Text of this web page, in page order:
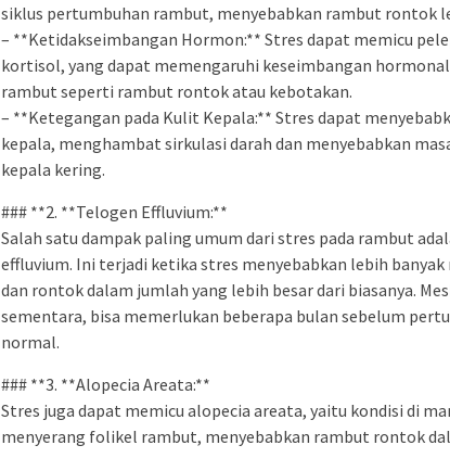
siklus pertumbuhan rambut, menyebabkan rambut rontok
– **Ketidakseimbangan Hormon:** Stres dapat memicu
kortisol, yang dapat memengaruhi keseimbangan
rambut seperti rambut rontok atau kebotakan.
– **Ketegangan pada Kulit Kepala:** Stres dapat
kepala, menghambat sirkulasi darah dan menyebabkan
kepala kering.
### **2. **Telogen Effluvium:**
Salah satu dampak paling umum dari stres pada rambut
effluvium. Ini terjadi ketika stres menyebabkan lebih
dan rontok dalam jumlah yang lebih besar dari biasanya.
sementara, bisa memerlukan beberapa bulan sebelum
normal.
### **3. **Alopecia Areata:**
Stres juga dapat memicu alopecia areata, yaitu kondisi di
menyerang folikel rambut, menyebabkan rambut rontok